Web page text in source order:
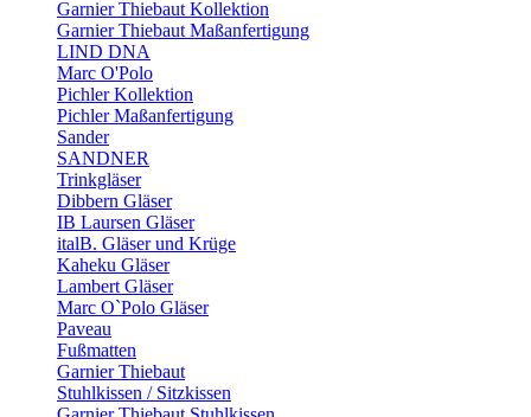
Garnier Thiebaut Kollektion
Garnier Thiebaut Maßanfertigung
LIND DNA
Marc O'Polo
Pichler Kollektion
Pichler Maßanfertigung
Sander
SANDNER
Trinkgläser
Dibbern Gläser
IB Laursen Gläser
italB. Gläser und Krüge
Kaheku Gläser
Lambert Gläser
Marc O`Polo Gläser
Paveau
Fußmatten
Garnier Thiebaut
Stuhlkissen / Sitzkissen